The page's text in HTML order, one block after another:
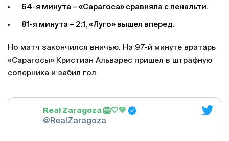
64-я минута – «Сарагоса» сравняла с пенальти.
81-я минута – 2:1, «Луго» вышел вперед.
Но матч закончился вничью. На 97-й минуте вратарь
«Сарагосы» Кристиан Альварес пришел в штрафную
соперника и забил гол.
Real Zaragoza 🦁🤍💙
@RealZaragoza